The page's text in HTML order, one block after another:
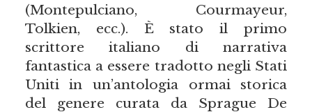
(Montepulciano, Courmayeur,
Tolkien, ecc.). È stato il primo
scrittore italiano di narrativa
fantastica a essere tradotto negli Stati
Uniti in un’antologia ormai storica
del genere curata da Sprague De